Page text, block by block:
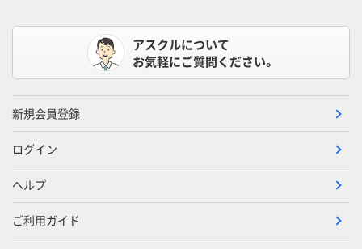
アスクルについて
お気軽にご質問ください。
新規会員登録
ログイン
ヘルプ
ご利用ガイド